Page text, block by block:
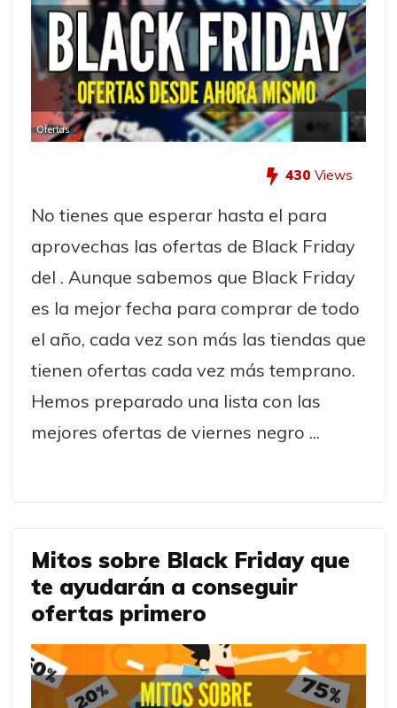
Ofertas
430 Views
No tienes que esperar hasta el para
aprovechas las ofertas de Black Friday
del . Aunque sabemos que Black Friday
es la mejor fecha para comprar de todo
el año, cada vez son más las tiendas que
tienen ofertas cada vez más temprano.
Hemos preparado una lista con las
mejores ofertas de viernes negro ...
Mitos sobre Black Friday que
te ayudarán a conseguir
ofertas primero